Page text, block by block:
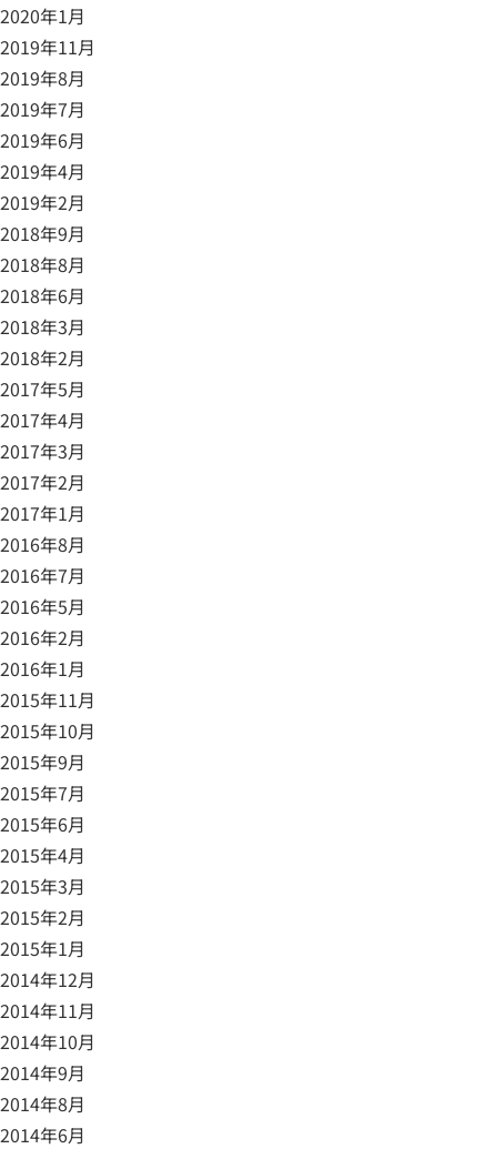
2020年1月
2019年11月
2019年8月
2019年7月
2019年6月
2019年4月
2019年2月
2018年9月
2018年8月
2018年6月
2018年3月
2018年2月
2017年5月
2017年4月
2017年3月
2017年2月
2017年1月
2016年8月
2016年7月
2016年5月
2016年2月
2016年1月
2015年11月
2015年10月
2015年9月
2015年7月
2015年6月
2015年4月
2015年3月
2015年2月
2015年1月
2014年12月
2014年11月
2014年10月
2014年9月
2014年8月
2014年6月